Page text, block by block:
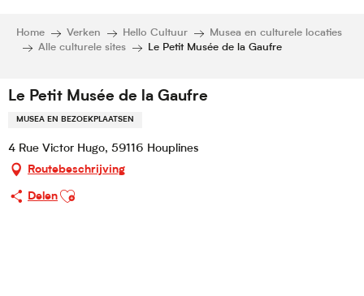
Home Verken Hello Cultuur
Musea en culturele locaties
Alle culturele sites
Le Petit Musée de la Gaufre
Le Petit Musée de la Gaufre
MUSEA EN BEZOEKPLAATSEN
4 Rue Victor Hugo, 59116 Houplines
Routebeschrijving
Delen
Ajouter aux favoris